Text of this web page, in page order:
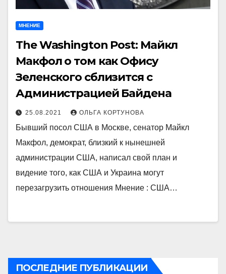
МНЕНИЕ
The Washington Post: Майкл
Макфол о том как Офису
Зеленского сблизится с
Администрацией Байдена
25.08.2021 ОЛЬГА КОРТУНОВА
Бывший посол США в Москве, сенатор Майкл
Макфол, демократ, близкий к нынешней
администрации США, написал свой план и
видение того, как США и Украина могут
перезагрузить отношения Мнение : США…
ПОСЛЕДНИЕ ПУБЛИКАЦИИ